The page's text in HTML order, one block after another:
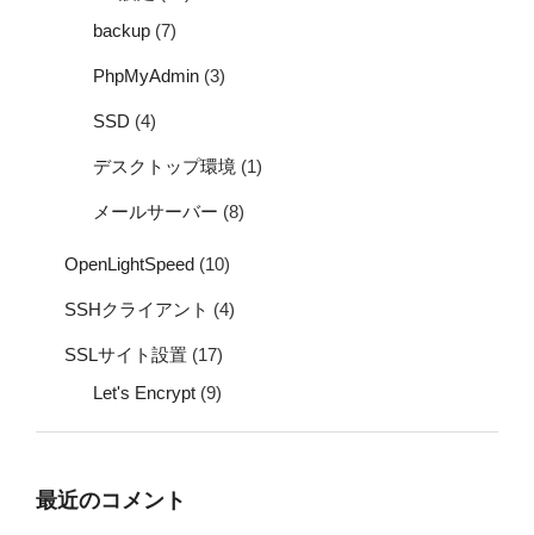
backup (7)
PhpMyAdmin (3)
SSD (4)
デスクトップ環境 (1)
メールサーバー (8)
OpenLightSpeed (10)
SSHクライアント (4)
SSLサイト設置 (17)
Let's Encrypt (9)
最近のコメント